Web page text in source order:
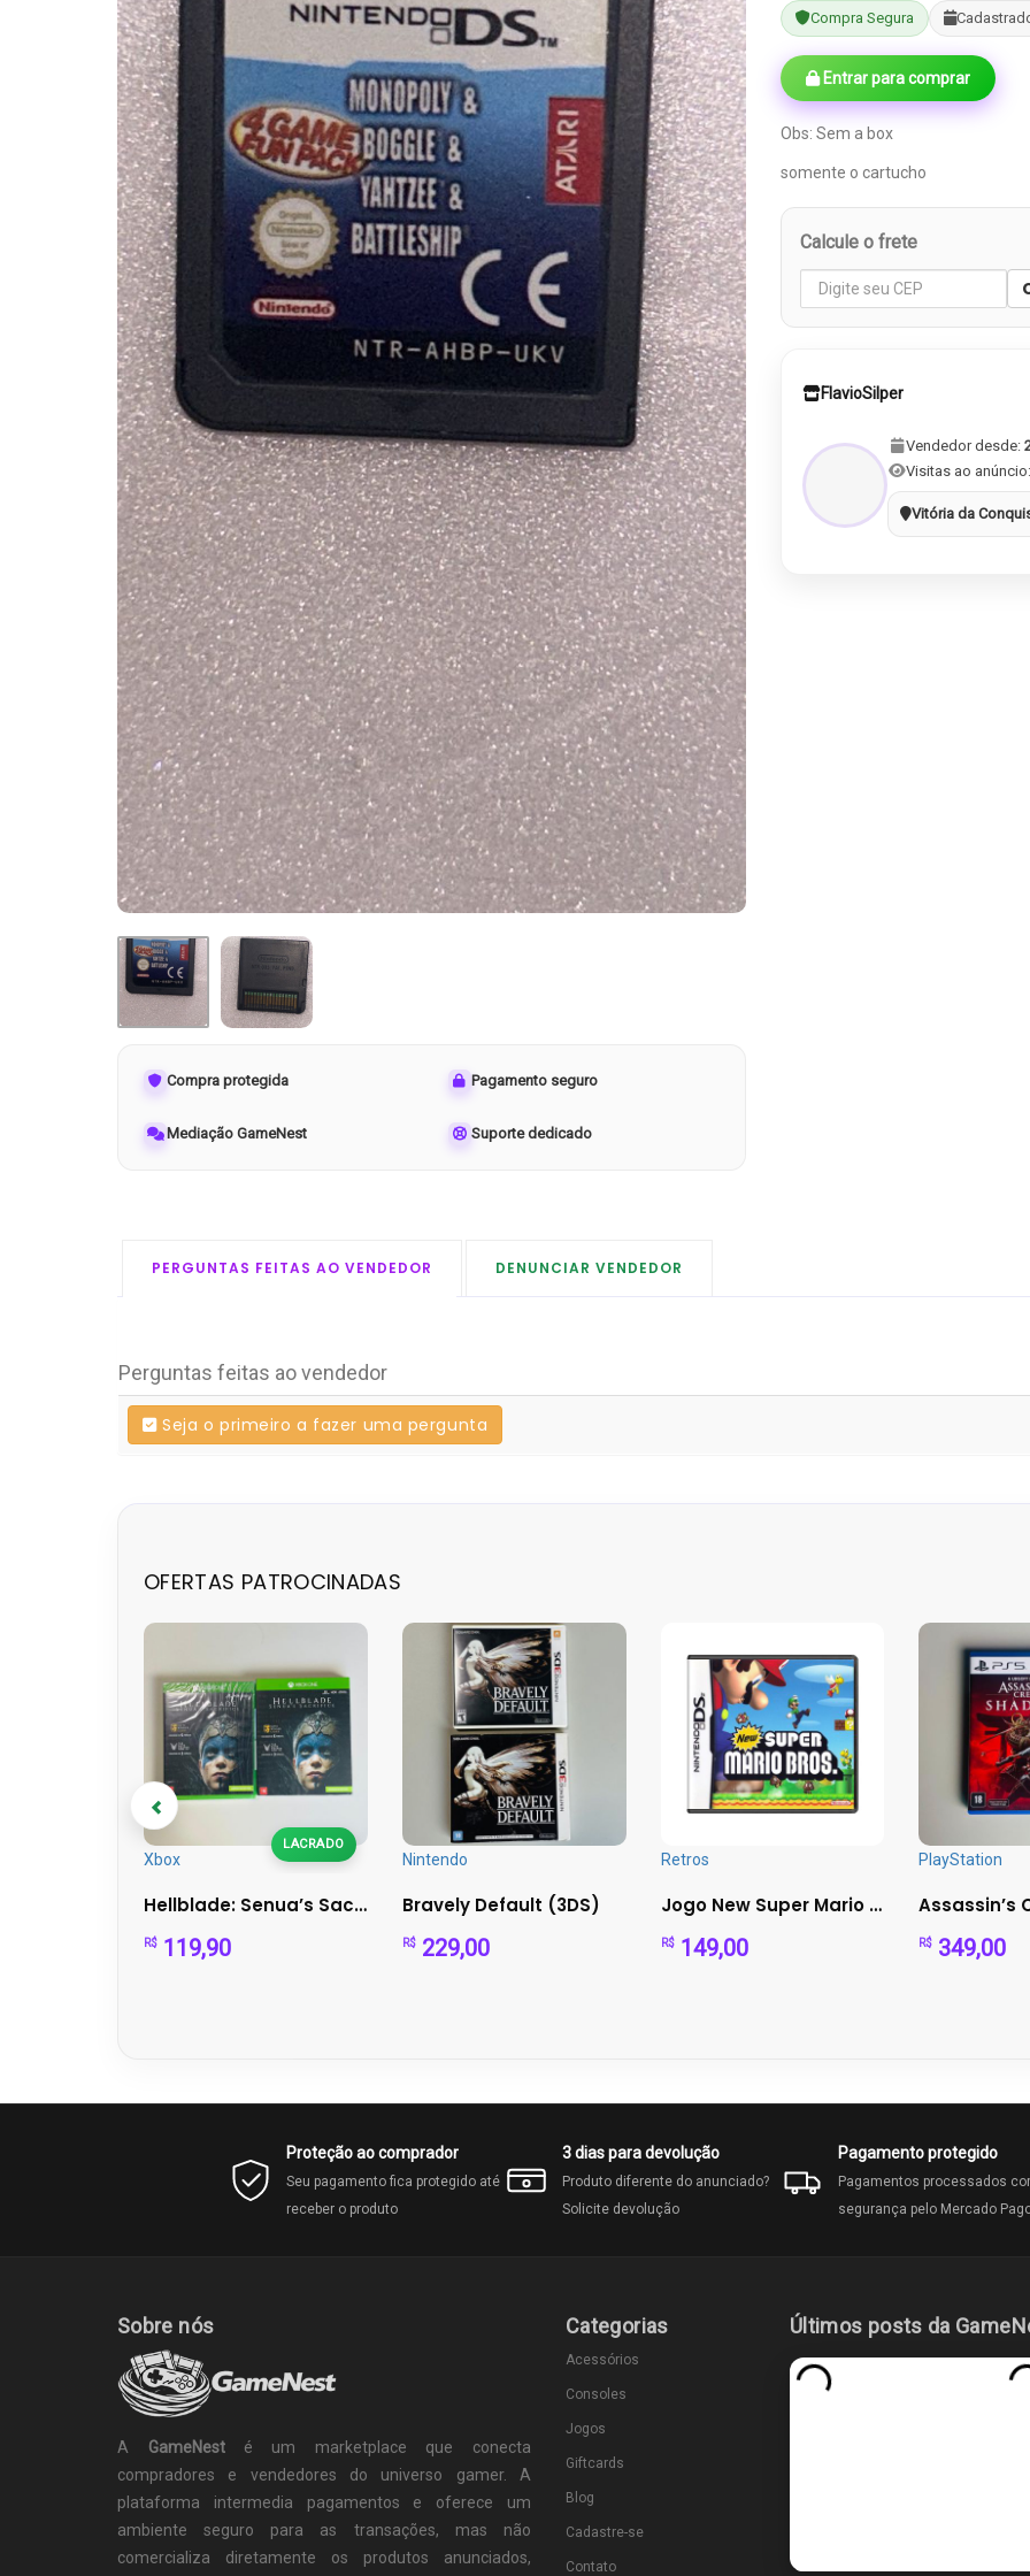
Compra protegida Pagamento seguro
Mediação GameNest Suporte dedicado
Compra Segura
Entrar para comprar
Obs: Sem a box
somente o cartucho
Calcule o frete
FlavioSilper
Vendedor desde:
Visitas ao anúncio:
Vitória da
PERGUNTAS FEITAS AO VENDEDOR DENUNCIAR VENDEDOR
Perguntas feitas ao vendedor
Seja o primeiro a fazer uma pergunta
OFERTAS PATROCINADAS
LACRADO
Xbox
Hellblade: Senua’s Sacrifice (Xbox One) – com luva
R$119,90
Nintendo
Bravely Default (3DS)
R$229,00
Retros
Jogo New Super Mario Bros - DS - Sem Capa
R$149,00
PlayStation
R$ 349,00
Proteção ao comprador
Seu pagamento fica protegido até
receber o produto
3 dias para devolução
Produto diferente do anunciado?
Solicite devolução
Pagamento protegido
Pagamentos processados
segurança pelo Mercado
Sobre nós
A GameNest é um marketplace que conecta
compradores e vendedores do universo gamer. A
plataforma intermedia pagamentos e oferece um
ambiente seguro para as transações, mas não
comercializa diretamente os produtos anunciados,
Categorias
Acessórios
Consoles
Jogos
Giftcards
Blog
Cadastre-se
Contato
Últimos posts da